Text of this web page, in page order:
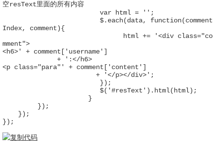
空resText里面的所有内容
var html = '';
$.each(data, function(comment
Index, comment){
html += '<div class="co
mment">
<h6>' + comment['username']
+ ':</h6>
<p class="para"' + comment['content']
+ '</p></div>';
});
$('#resText').html(html);
}
});
});
});